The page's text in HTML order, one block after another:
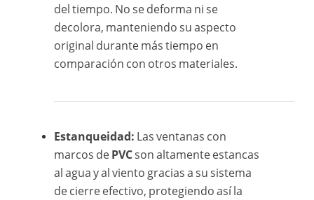
del tiempo. No se deforma ni se
decolora, manteniendo su aspecto
original durante más tiempo en
comparación con otros materiales.
Estanqueidad: Las ventanas con
marcos dePVCson altamente estancas
al agua y al viento gracias a su sistema
de cierre efectivo, protegiendo así la